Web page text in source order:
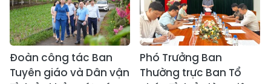
Đoàn công tác Ban
Tuyên giáo và Dân vận
Phó Trưởng Ban
Thường trực Ban Tổ